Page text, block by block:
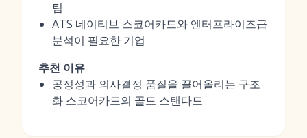
팀
ATS 네이티브 스코어카드와 엔터프라이즈급
분석이 필요한 기업
추천 이유
공정성과 의사결정 품질을 끌어올리는 구조
화 스코어카드의 골드 스탠다드